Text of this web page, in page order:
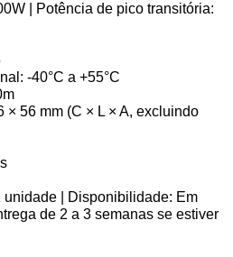
| Potência de pico transitória:
-40°C a +55°C
× 56 mm (C × L × A, excluindo
unidade | Disponibilidade: Em
de 2 a 3 semanas se estiver